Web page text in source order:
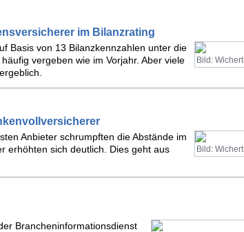
im Bilanzrating
Bild: Wichert
Basis von 13 Bilanzkennzahlen unter die
vergeben wie im Vorjahr. Aber viele
Bild: Wichert
Anbieter schrumpften die Abstände im
erhöhten sich deutlich. Dies geht aus
Brancheninformationsdienst